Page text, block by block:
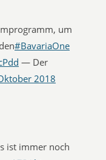
um
#BavariaOne
— Der
2018
ist immer noch